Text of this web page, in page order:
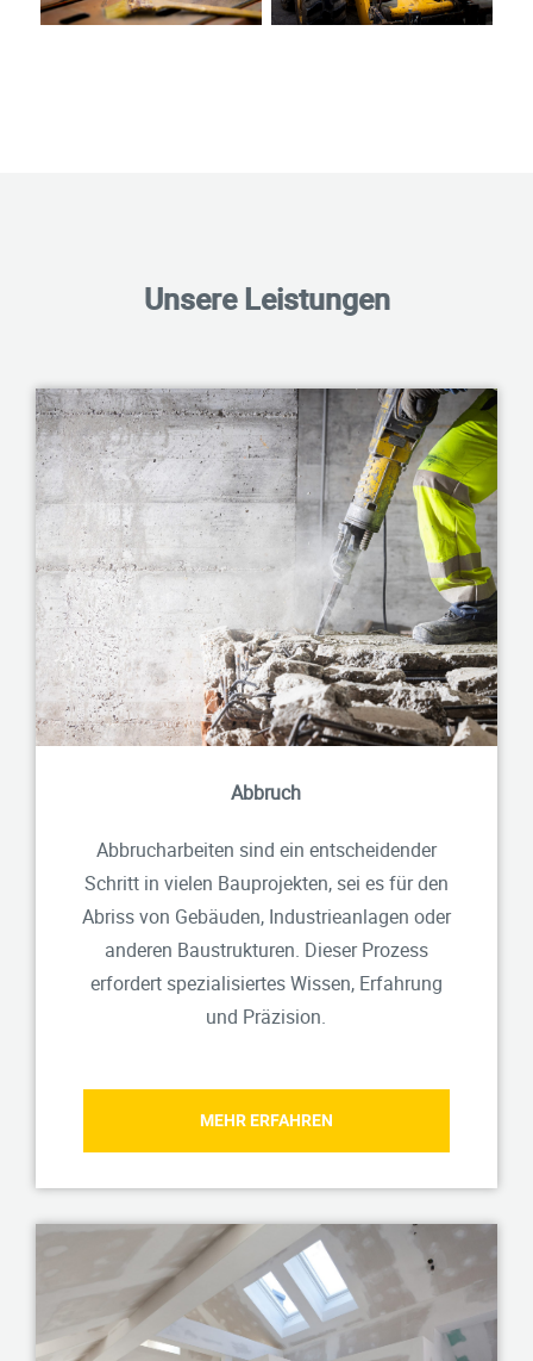
Unsere Leistungen
Abbruch
Abbrucharbeiten sind ein entscheidender
Schritt in vielen Bauprojekten, sei es für den
Abriss von Gebäuden, Industrieanlagen oder
anderen Baustrukturen. Dieser Prozess
erfordert spezialisiertes Wissen, Erfahrung
und Präzision.
MEHR ERFAHREN